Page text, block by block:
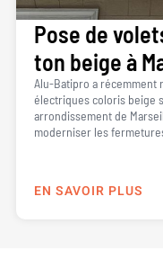
Pose de
ton beige à
Alu-Batipro a récemment
électriques coloris beige
arrondissement de
moderniser les
EN SAVOIR PLUS